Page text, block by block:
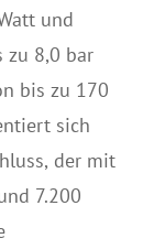
und
zu 8,0 bar
bis zu 170
sich
der mit
7.200